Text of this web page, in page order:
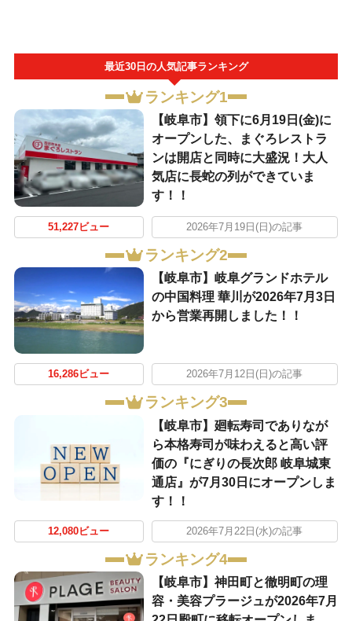
最近30日の人気記事ランキング
ランキング1
【岐阜市】領下に6月19日(金)に
オープンした、まぐろレストラ
ンは開店と同時に大盛況！大人
気店に長蛇の列ができていま
す！！
51,227ビュー 2026年7月19日(日)の記事
ランキング2
【岐阜市】岐阜グランドホテル
の中国料理 華川が2026年7月3日
から営業再開しました！！
16,286ビュー 2026年7月12日(日)の記事
ランキング3
【岐阜市】廻転寿司でありなが
ら本格寿司が味わえると高い評
価の『にぎりの長次郎 岐阜城東
通店』が7月30日にオープンしま
す！！
12,080ビュー 2026年7月22日(水)の記事
ランキング4
【岐阜市】神田町と徹明町の理
容・美容プラージュが2026年7月